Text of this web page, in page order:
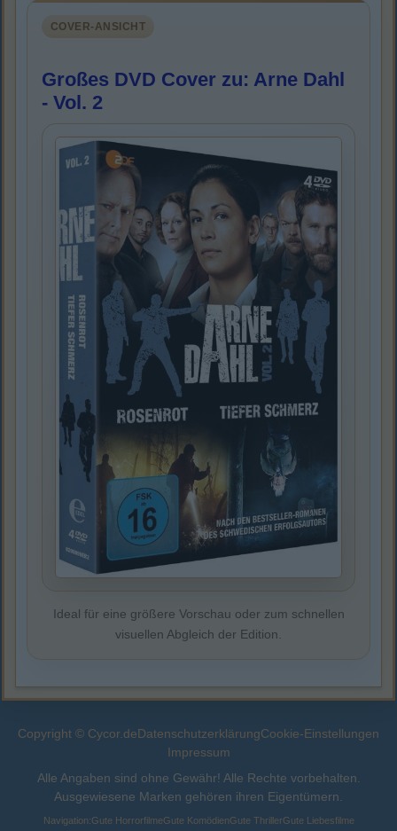
COVER-ANSICHT
Großes DVD Cover zu: Arne Dahl
- Vol. 2
Ideal für eine größere Vorschau oder zum schnellen
visuellen Abgleich der Edition.
Copyright © Cycor.deDatenschutzerklärungCookie-Einstellungen
Impressum
Alle Angaben sind ohne Gewähr! Alle Rechte vorbehalten.
Ausgewiesene Marken gehören ihren Eigentümern.
Navigation:Gute HorrorfilmeGute KomödienGute ThrillerGute Liebesfilme